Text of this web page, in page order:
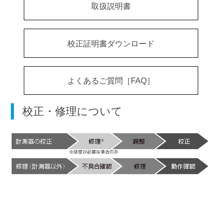
取扱説明書
校正証明書ダウンロード
よくあるご質問［FAQ］
校正・修理について